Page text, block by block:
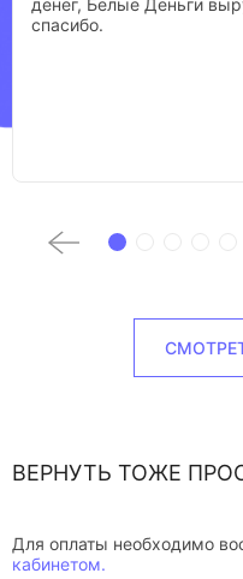
спасибо.
ВЕРНУТЬ ТОЖЕ
Для оплаты необходимо
кабинетом.